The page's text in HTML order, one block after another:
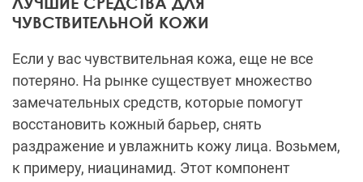
ЧУВСТВИТЕЛЬНОЙ КОЖИ
Если у вас чувствительная кожа, еще не все
потеряно. На рынке существует множество
замечательных средств, которые помогут
восстановить кожный барьер, снять
раздражение и увлажнить кожу лица. Возьмем,
к примеру, ниацинамид. Этот компонент